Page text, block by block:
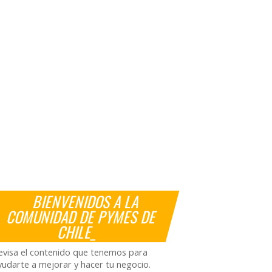
BIENVENIDOS A LA
COMUNIDAD DE PYMES DE
CHILE_
el contenido que tenemos para
a mejorar y hacer tu negocio.